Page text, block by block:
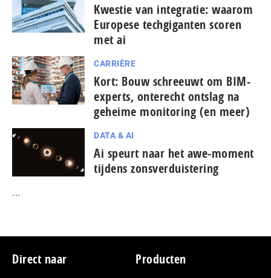
Kwestie van integratie: waarom
Europese tech­gi­gan­ten scoren
met ai
CARRIÈRE
Kort: Bouw schreeuwt om BIM-
experts, onterecht ontslag na
geheime monitoring (en meer)
DATA & AI
Ai speurt naar het awe-moment
tijdens zonsverduistering
...
Footer
Direct naar Producten